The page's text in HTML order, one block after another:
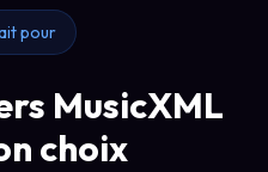
pour
MusicXML
choix